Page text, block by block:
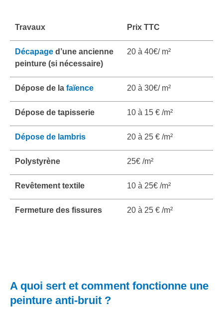
Travaux Prix TTC
Décapage d’une ancienne
peinture (si nécessaire)
20 à 40€/ m²
Dépose de la faïence 20 à 30€/ m²
Dépose de tapisserie 10 à 15 € /m²
Dépose de lambris 20 à 25 € /m²
Polystyrène 25€ /m²
Revêtement textile 10 à 25€ /m²
Fermeture des fissures 20 à 25 € /m²
A quoi sert et comment fonctionne une
peinture anti-bruit ?